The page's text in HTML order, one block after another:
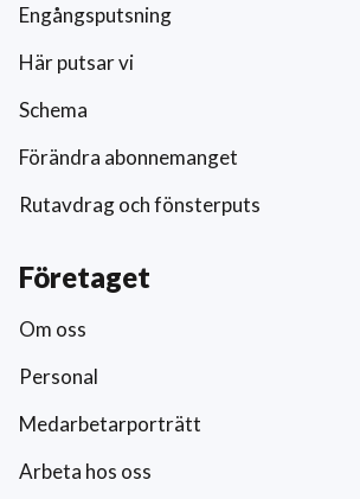
Engångsputsning
Här putsar vi
Schema
Förändra abonnemanget
Rutavdrag och fönsterputs
Företaget
Om oss
Personal
Medarbetarporträtt
Arbeta hos oss